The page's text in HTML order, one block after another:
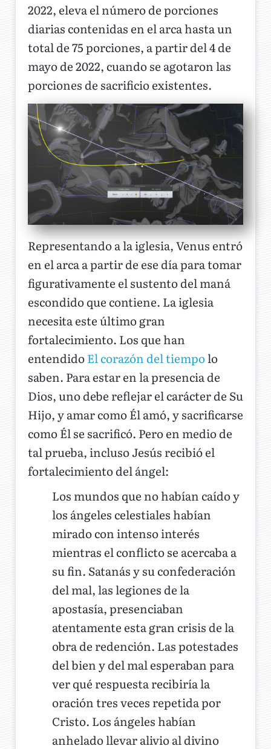
2022, eleva el número de porciones
diarias contenidas en el arca hasta un
total de 75 porciones, a partir del 4 de
mayo de 2022, cuando se agotaron las
porciones de sacrificio existentes.
Representando a la iglesia, Venus entró
en el arca a partir de ese día para tomar
figurativamente el sustento del maná
escondido que contiene. La iglesia
necesita este último gran
fortalecimiento. Los que han
entendidoEl corazón del tiempolo
saben. Para estar en la presencia de
Dios, uno debe reflejar el carácter de Su
Hijo, y amar como Él amó, y sacrificarse
como Él se sacrificó. Pero en medio de
tal prueba, incluso Jesús recibió el
fortalecimiento del ángel:
Los mundos que no habían caído y
los ángeles celestiales habían
mirado con intenso interés
mientras el conflicto se acercaba a
su fin. Satanás y su confederación
del mal, las legiones de la
apostasía, presenciaban
atentamente esta gran crisis de la
obra de redención. Las potestades
del bien y del mal esperaban para
ver qué respuesta recibiría la
oración tres veces repetida por
Cristo. Los ángeles habían
anhelado llevar alivio al divino